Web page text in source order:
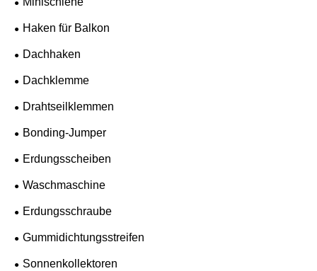
Haken für Balkon
Dachhaken
Dachklemme
Drahtseilklemmen
Bonding-Jumper
Erdungsscheiben
Waschmaschine
Erdungsschraube
Gummidichtungsstreifen
Sonnenkollektoren